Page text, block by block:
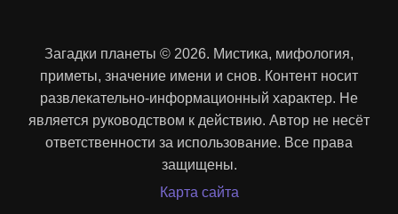
Загадки планеты © 2026. Мистика, мифология,
приметы, значение имени и снов. Контент носит
развлекательно-информационный характер. Не
является руководством к действию. Автор не несёт
ответственности за использование. Все права
защищены.
Карта сайта